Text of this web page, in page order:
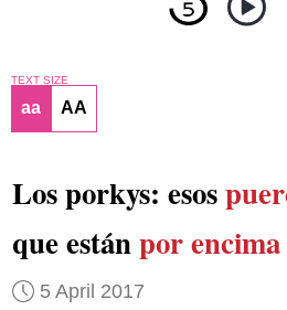
TEXT SIZE
aa AA
Los porkys: esos
que estánpor
5 April 2017